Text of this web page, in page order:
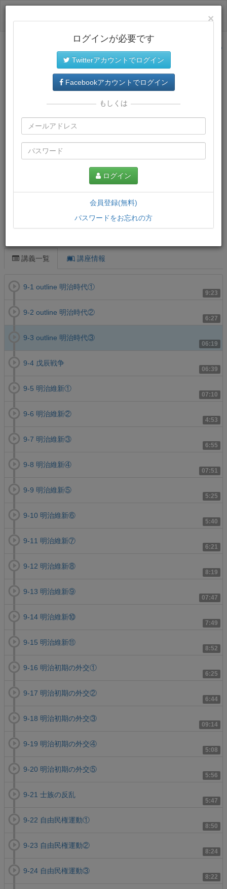
サイトトップに戻る
プレミアム会員では、教材がダウンロードでき、快適な動画
再生環境が提供されます。
講義一覧 講座情報
9:23
9-1 outline 明治時代①
6:27
9-2 outline 明治時代②
06:19
9-3 outline 明治時代③
06:39
9-4 戊辰戦争
07:10
9-5 明治維新①
4:53
9-6 明治維新②
6:55
9-7 明治維新③
07:51
9-8 明治維新④
5:25
9-9 明治維新⑤
5:40
9-10 明治維新⑥
6:21
9-11 明治維新⑦
8:19
9-12 明治維新⑧
07:47
9-13 明治維新⑨
7:49
9-14 明治維新⑩
8:52
9-15 明治維新⑪
6:25
9-16 明治初期の外交①
6:44
9-17 明治初期の外交②
09:14
9-18 明治初期の外交③
5:08
9-19 明治初期の外交④
5:56
9-20 明治初期の外交⑤
5:47
9-21 士族の反乱
8:50
9-22 自由民権運動①
8:24
9-23 自由民権運動②
8:22
9-24 自由民権運動③
×
ログインが必要です
Twitterアカウントでログイン
Facebookアカウントでログイン
もしくは
ログイン
会員登録(無料)
パスワードをお忘れの方